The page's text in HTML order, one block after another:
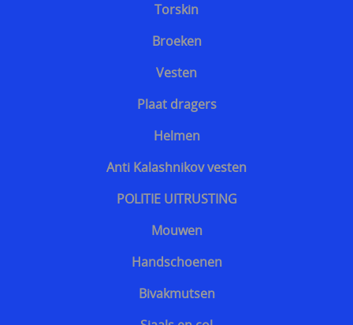
Sjaals en col
SECURITY uitrusting
MILITAIRE uitrusting
Modulaire accessoires
NOODPAKKET BELGIE
Survival & Defense Prepping
Survival shop belgie
CRISIS survival shop
Boogschieten
Jachtkledij
Herroeping
Torskin
Broeken
Vesten
Plaat dragers
Helmen
Anti Kalashnikov vesten
POLITIE UITRUSTING
Mouwen
Handschoenen
Bivakmutsen